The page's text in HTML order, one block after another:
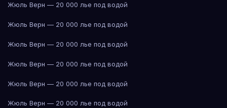
Жюль Верн — 20 000 лье под водой
Жюль Верн — 20 000 лье под водой
Жюль Верн — 20 000 лье под водой
Жюль Верн — 20 000 лье под водой
Жюль Верн — 20 000 лье под водой
Жюль Верн — 20 000 лье под водой